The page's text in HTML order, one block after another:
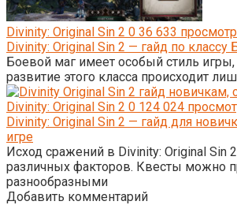
Divinity: Original Sin 2 0 36 633
Divinity: Original Sin 2 — гайд по классу
Боевой маг имеет особый стиль игры,
развитие этого класса происходит
Divinity: Original Sin 2 0 124 024
Divinity: Original Sin 2 — гайд для
игре
Исход сражений в Divinity: Original Sin
различных факторов. Квесты можно
разнообразными
Добавить комментарий